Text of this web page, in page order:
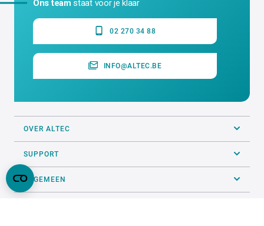
Ons team staat voor je klaar
02 270 34 88
INFO@ALTEC.BE
OVER ALTEC
SUPPORT
ALGEMEEN